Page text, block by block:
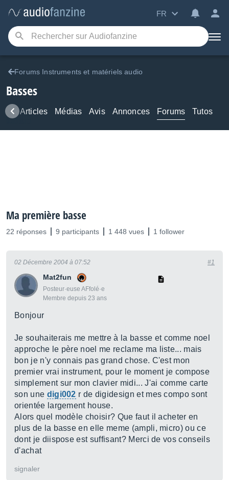
FR
Forums Instruments et matériels audio
Basses
Articles Médias Avis Annonces Forums Tutos
Ma première basse
22 réponses 9 participants 1 448 vues 1 follower
Mat2fun
Posteur·euse AFfolé·e
Membre depuis 23 ans
02 Décembre 2004 à 07:52 #1
Bonjour
Je souhaiterais me mettre à la basse et comme noel
approche le père noel me reclame ma liste... mais
bon je n'y connais pas grand chose. C'est mon
premier vrai instrument, pour le moment je compose
simplement sur mon clavier midi... J'ai comme carte
son une digi002 r de digidesign et mes compo sont
orientée largement house.
Alors quel modèle choisir? Que faut il acheter en
plus de la basse en elle meme (ampli, micro) ou ce
dont je diispose est suffisant? Merci de vos conseils
d'achat
signaler